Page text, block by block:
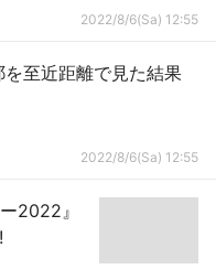
2022/8/6(Sa) 12:55
を至近距離で見た結果
2022/8/6(Sa) 12:55
2022』